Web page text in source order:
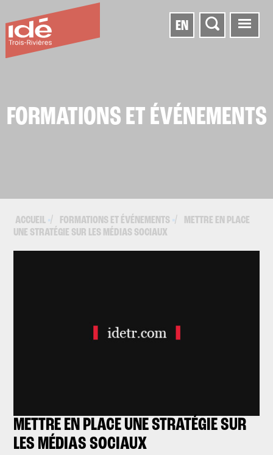
EN
FORMATIONS ET ÉVÉNEMENTS
ACCUEIL ▪ FORMATIONS ET ÉVÉNEMENTS ▪
METTRE EN PLACE
UNE STRATÉGIE SUR LES MÉDIAS SOCIAUX
METTRE EN PLACE UNE STRATÉGIE SUR
LES MÉDIAS SOCIAUX